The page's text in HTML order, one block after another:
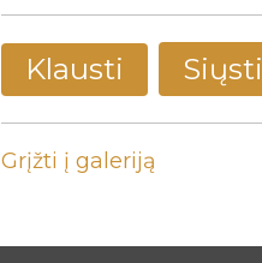
Klausti Siųsti
Grįžti į galeriją